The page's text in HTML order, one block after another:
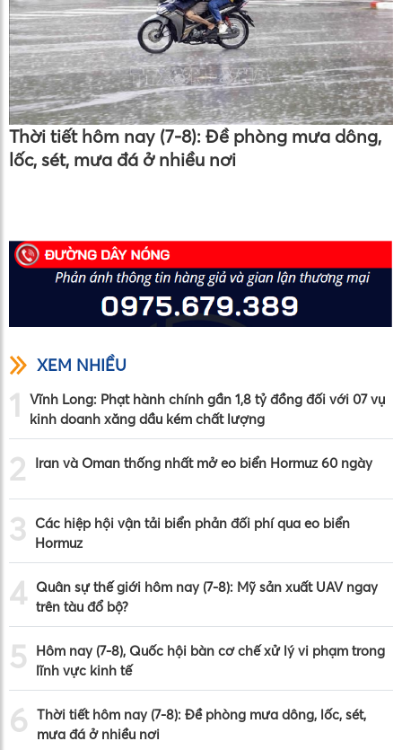
Thời tiết hôm nay (7-8): Đề phòng mưa dông,
lốc, sét, mưa đá ở nhiều nơi
XEM NHIỀU
1
Vĩnh Long: Phạt hành chính gần 1,8 tỷ đồng đối với 07 vụ
kinh doanh xăng dầu kém chất lượng
2 Iran và Oman thống nhất mở eo biển Hormuz 60 ngày
3 Các hiệp hội vận tải biển phản đối phí qua eo biển
Hormuz
4 Quân sự thế giới hôm nay (7-8): Mỹ sản xuất UAV ngay
trên tàu đổ bộ?
5
Hôm nay (7-8), Quốc hội bàn cơ chế xử lý vi phạm trong
lĩnh vực kinh tế
6 Thời tiết hôm nay (7-8): Đề phòng mưa dông, lốc, sét,
mưa đá ở nhiều nơi